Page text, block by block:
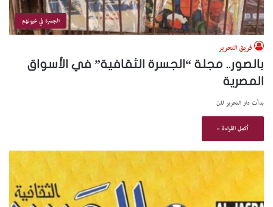
الجسرة في عيونهم
فريق التحرير
بالصور.. مجلة “الجسرة الثقافية” في الأسواق
المصرية
بدأت دار التحرير للن
أكمل القراءة »